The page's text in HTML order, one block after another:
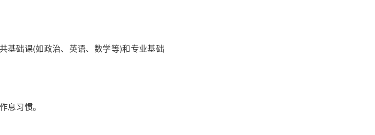
础课(如政治、英语、数学等)和专业基础
习惯。